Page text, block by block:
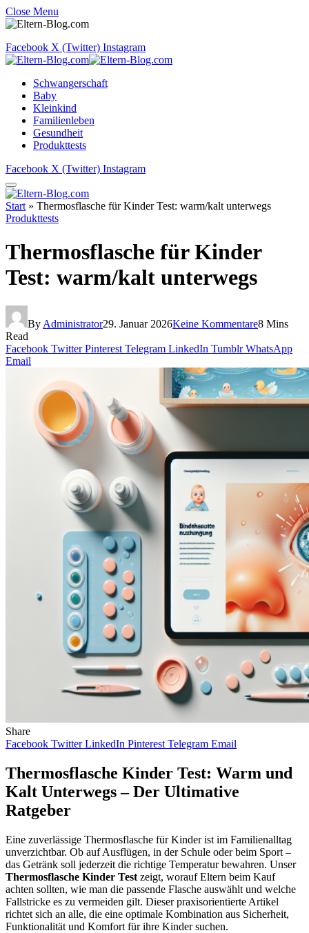
Close Menu
Facebook X (Twitter) Instagram
Schwangerschaft
Baby
Kleinkind
Familienleben
Gesundheit
Produkttests
Facebook X (Twitter) Instagram
Start » Thermosflasche für Kinder Test: warm/kalt unterwegs
Produkttests
Thermosflasche für Kinder
Test: warm/kalt unterwegs
By Administrator29. Januar 2026Keine Kommentare8 Mins
Read
Facebook Twitter Pinterest Telegram LinkedIn Tumblr WhatsApp
Email
Share
Facebook Twitter LinkedIn Pinterest Telegram Email
Thermosflasche Kinder Test: Warm und
Kalt Unterwegs – Der Ultimative
Ratgeber
Eine zuverlässige Thermosflasche für Kinder ist im Familienalltag
unverzichtbar. Ob auf Ausflügen, in der Schule oder beim Sport –
das Getränk soll jederzeit die richtige Temperatur bewahren. Unser
Thermosflasche Kinder Test zeigt, worauf Eltern beim Kauf
achten sollten, wie man die passende Flasche auswählt und welche
Fallstricke es zu vermeiden gilt. Dieser praxisorientierte Artikel
richtet sich an alle, die eine optimale Kombination aus Sicherheit,
Funktionalität und Komfort für ihre Kinder suchen.